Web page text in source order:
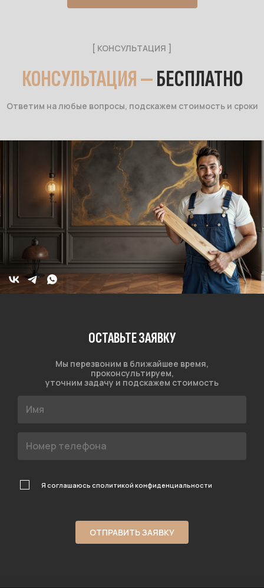
[ КОНСУЛЬТАЦИЯ ]
КОНСУЛЬТАЦИЯ —БЕСПЛАТНО
Ответим на любые вопросы, подскажем стоимость и сроки
ОСТАВЬТЕ ЗАЯВКУ
Мы перезвоним в ближайшее время,
проконсультируем,
уточним задачу и подскажем стоимость
Я соглашаюсь сполитикой конфиденциальности
ОТПРАВИТЬ ЗАЯВКУ